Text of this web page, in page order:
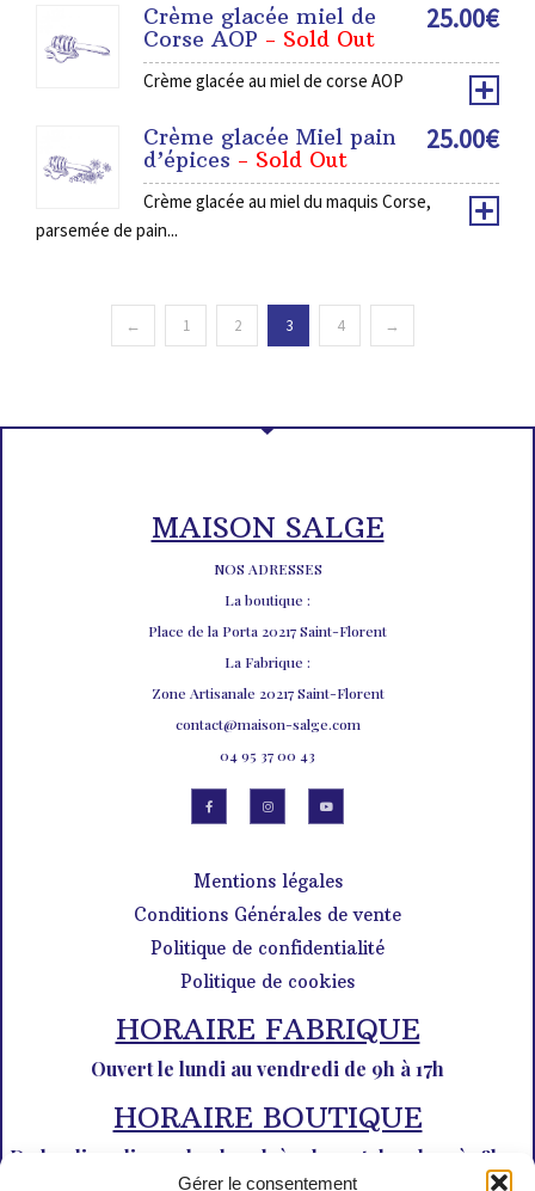
Gérer le consentement
Crème glacée miel de
Corse AOP - Sold Out
25.00€
Crème glacée au miel de corse AOP
Crème glacée Miel pain
d’épices - Sold Out
25.00€
Crème glacée au miel du maquis Corse,
parsemée de pain...
← 1 2 3 4 →
MAISON SALGE
NOS ADRESSES
La boutique :
Place de la Porta 20217 Saint-Florent
La Fabrique :
Zone Artisanale 20217 Saint-Florent
contact@maison-salge.com
04 95 37 00 43
Mentions légales
Conditions Générales de vente
Politique de confidentialité
Politique de cookies
HORAIRE FABRIQUE
Ouvert le lundi au vendredi de 9h à 17h
HORAIRE BOUTIQUE
Du lundi au dimanche de 10h à 12h30 et de 14h30 à 18h30